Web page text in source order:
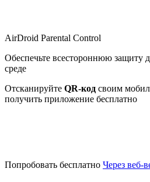
AirDroid Parental Control
Обеспечьте всестороннюю защиту
среде
Отсканируйте QR-код своим
получить приложение бесплатно
Попробовать бесплатно Через веб-